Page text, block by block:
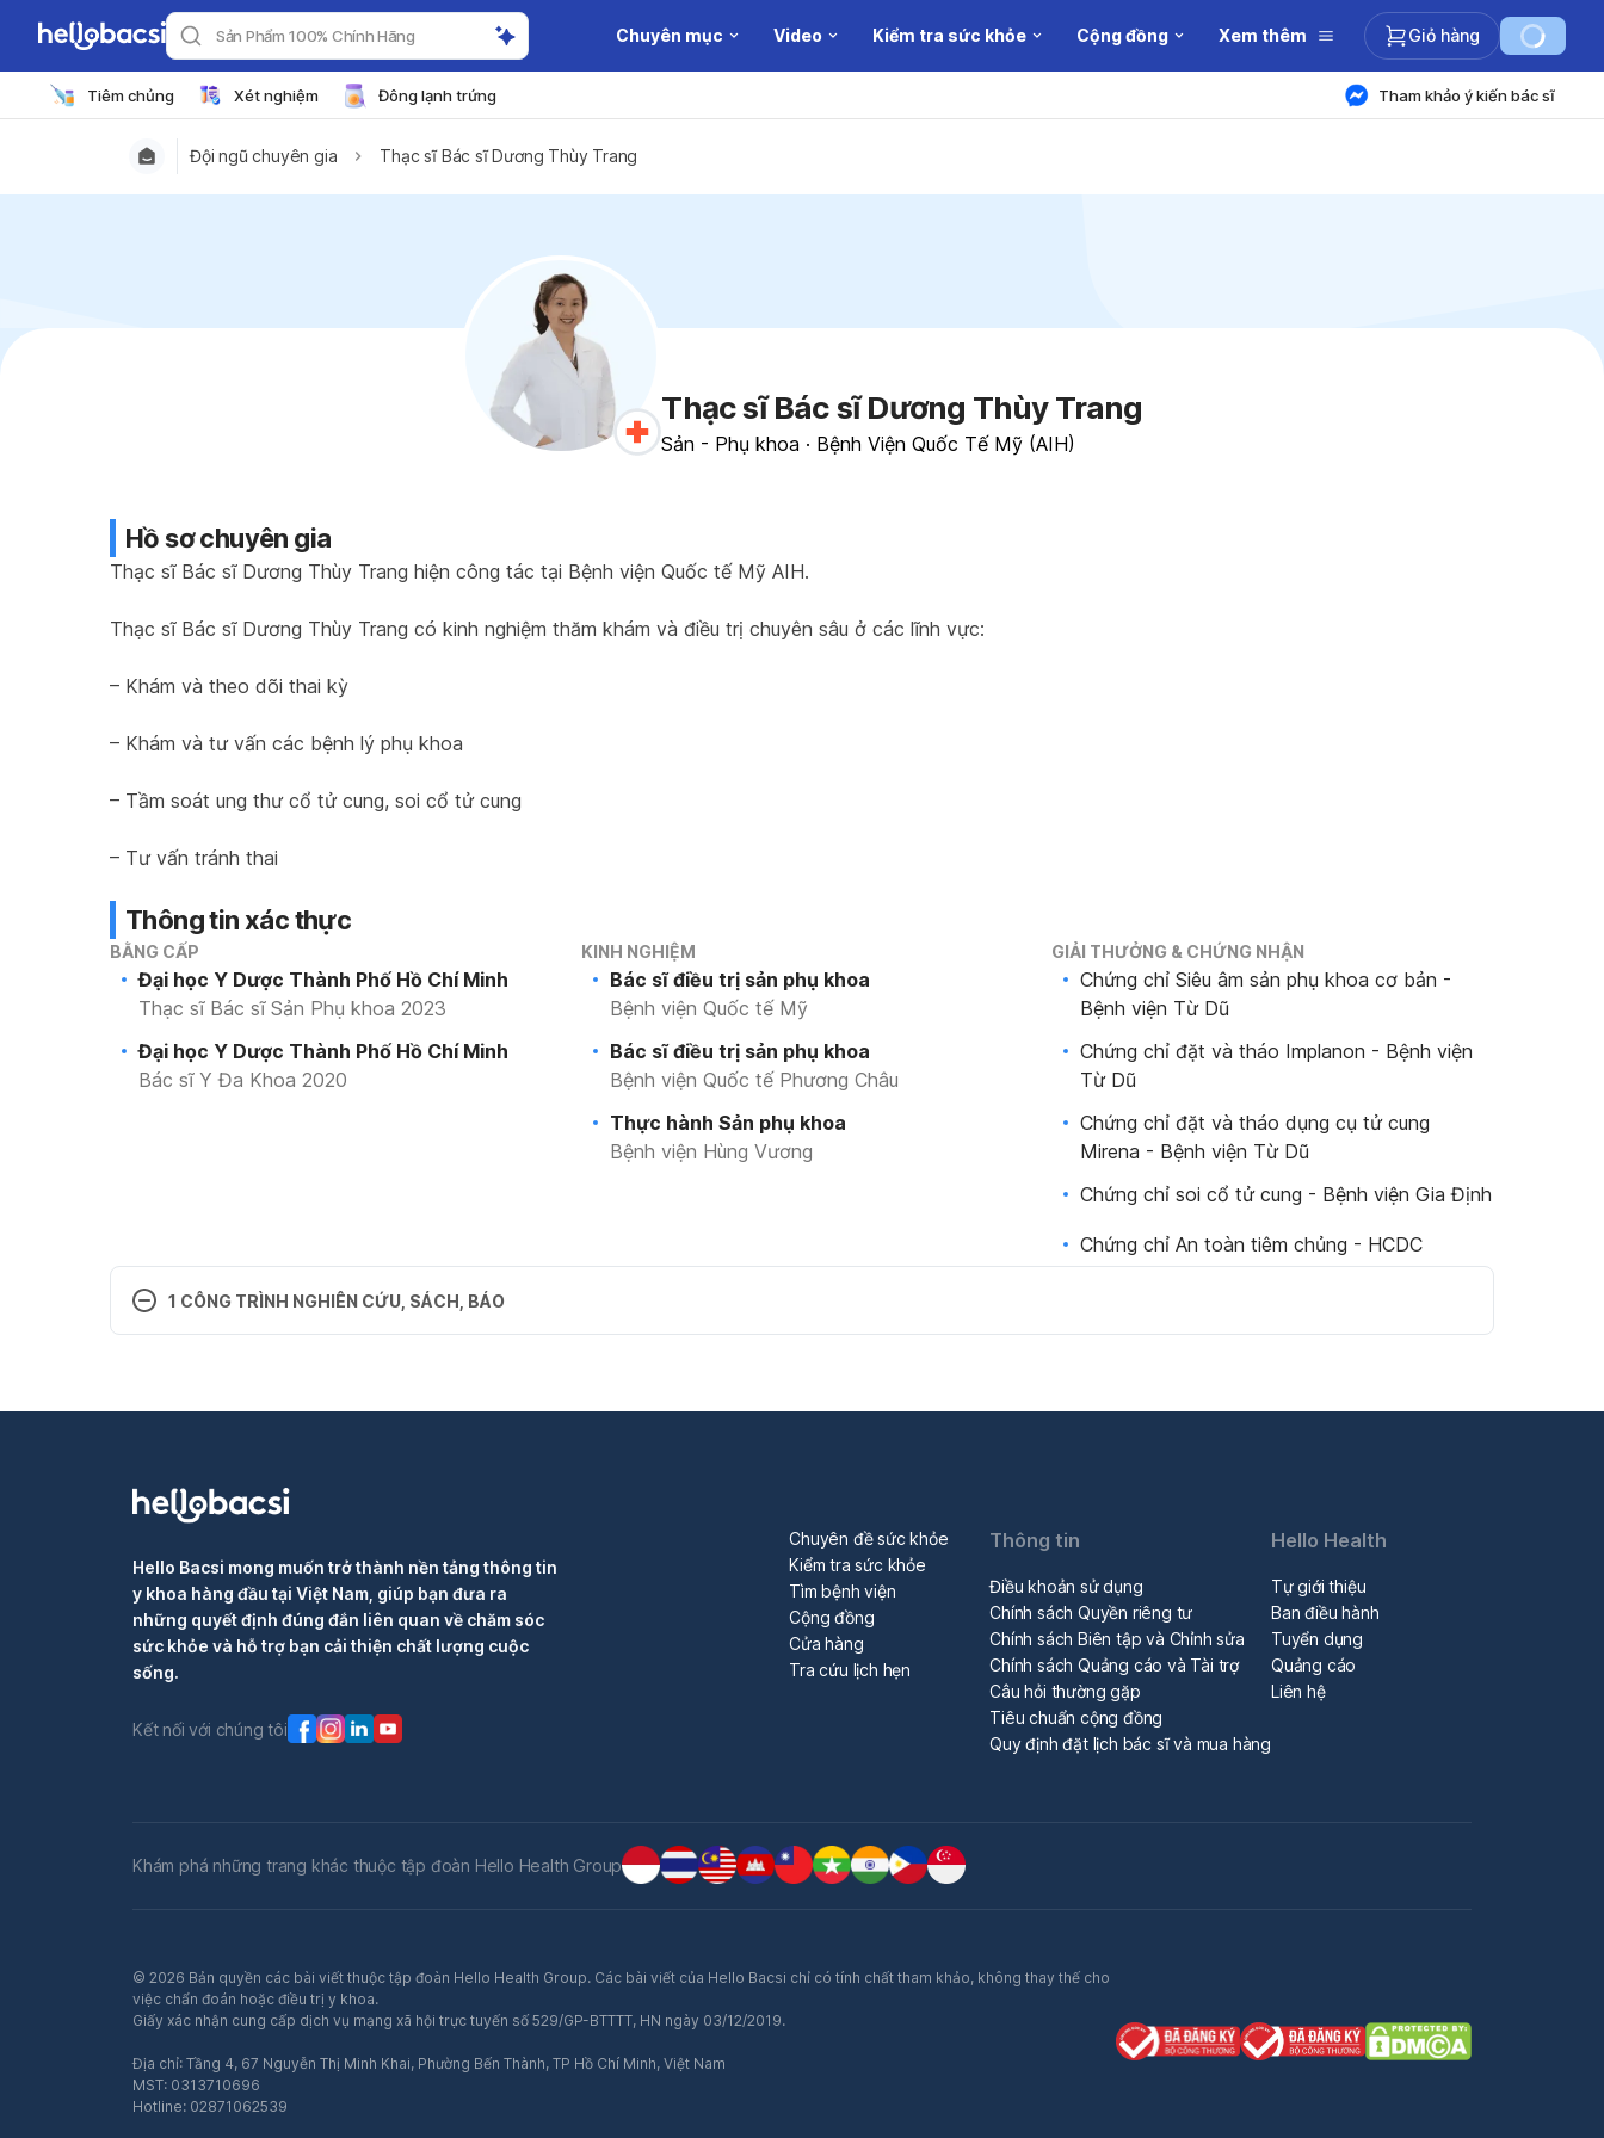
Sản Phẩm 100% Chính Hãng Chuyên mục Video Kiểm tra sức khỏe Cộng đồng Xem thêm Giỏ hàng
Tiêm chủng Xét nghiệm Đông lạnh trứng Tham khảo ý kiến bác sĩ
Đội ngũ chuyên gia Thạc sĩ Bác sĩ Dương Thùy Trang
Thạc sĩ Bác sĩ Dương Thùy Trang
Sản - Phụ khoa · Bệnh Viện Quốc Tế Mỹ (AIH)
Hồ sơ chuyên gia
Thạc sĩ Bác sĩ Dương Thùy Trang hiện công tác tại Bệnh viện Quốc tế Mỹ AIH.
Thạc sĩ Bác sĩ Dương Thùy Trang có kinh nghiệm thăm khám và điều trị chuyên sâu ở các lĩnh vực:
– Khám và theo dõi thai kỳ
– Khám và tư vấn các bệnh lý phụ khoa
– Tầm soát ung thư cổ tử cung, soi cổ tử cung
– Tư vấn tránh thai
Thông tin xác thực
BẰNG CẤP
Đại học Y Dược Thành Phố Hồ Chí Minh
Thạc sĩ Bác sĩ Sản Phụ khoa 2023
Đại học Y Dược Thành Phố Hồ Chí Minh
Bác sĩ Y Đa Khoa 2020
KINH NGHIỆM
Bác sĩ điều trị sản phụ khoa
Bệnh viện Quốc tế Mỹ
Bác sĩ điều trị sản phụ khoa
Bệnh viện Quốc tế Phương Châu
Thực hành Sản phụ khoa
Bệnh viện Hùng Vương
GIẢI THƯỞNG & CHỨNG NHẬN
Chứng chỉ Siêu âm sản phụ khoa cơ bản -
Bệnh viện Từ Dũ
Chứng chỉ đặt và tháo Implanon - Bệnh viện
Từ Dũ
Chứng chỉ đặt và tháo dụng cụ tử cung
Mirena - Bệnh viện Từ Dũ
Chứng chỉ soi cổ tử cung - Bệnh viện Gia Định
Chứng chỉ An toàn tiêm chủng - HCDC
1 CÔNG TRÌNH NGHIÊN CỨU, SÁCH, BÁO
Hello Bacsi mong muốn trở thành nền tảng thông tin
y khoa hàng đầu tại Việt Nam, giúp bạn đưa ra
những quyết định đúng đắn liên quan về chăm sóc
sức khỏe và hỗ trợ bạn cải thiện chất lượng cuộc
sống.
Kết nối với chúng tôi
Chuyên đề sức khỏe
Kiểm tra sức khỏe
Tìm bệnh viện
Cộng đồng
Cửa hàng
Tra cứu lịch hẹn
Thông tin
Điều khoản sử dụng
Chính sách Quyền riêng tư
Chính sách Biên tập và Chỉnh sửa
Chính sách Quảng cáo và Tài trợ
Câu hỏi thường gặp
Tiêu chuẩn cộng đồng
Quy định đặt lịch bác sĩ và mua hàng
Hello Health
Tự giới thiệu
Ban điều hành
Tuyển dụng
Quảng cáo
Liên hệ
Khám phá những trang khác thuộc tập đoàn Hello Health Group
© 2026 Bản quyền các bài viết thuộc tập đoàn Hello Health Group. Các bài viết của Hello Bacsi chỉ có tính chất tham khảo, không thay thế cho
việc chẩn đoán hoặc điều trị y khoa.
Giấy xác nhận cung cấp dịch vụ mạng xã hội trực tuyến số 529/GP-BTTTT, HN ngày 03/12/2019.
Địa chỉ: Tầng 4, 67 Nguyễn Thị Minh Khai, Phường Bến Thành, TP Hồ Chí Minh, Việt Nam
MST: 0313710696
Hotline: 02871062539